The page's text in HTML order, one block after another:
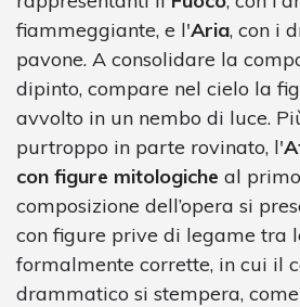
fiammeggiante, e l'Aria, con i
pavone. A consolidare la
dipinto, compare nel cielo la
avvolto in un nembo di luce.
purtroppo in parte rovinato, l'
con figure mitologiche al
composizione dell’opera si
con figure prive di legame tra
formalmente corrette, in cui il
drammatico si stempera,